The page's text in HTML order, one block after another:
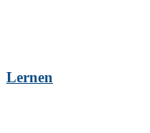
Lernen